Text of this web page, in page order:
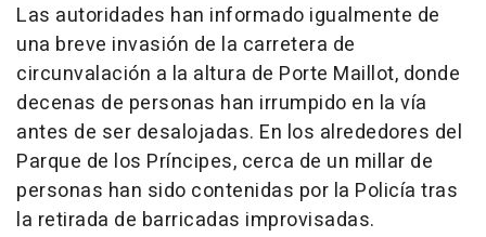
Las autoridades han informado igualmente de
una breve invasión de la carretera de
circunvalación a la altura de Porte Maillot, donde
decenas de personas han irrumpido en la vía
antes de ser desalojadas. En los alrededores del
Parque de los Príncipes, cerca de un millar de
personas han sido contenidas por la Policía tras
la retirada de barricadas improvisadas.